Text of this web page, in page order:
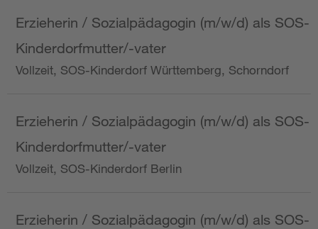
Erzieherin / Sozialpädagogin (m/w/d) als SOS-
Kinderdorfmutter/-vater
Vollzeit, SOS-Kinderdorf Württemberg, Schorndorf
Erzieherin / Sozialpädagogin (m/w/d) als SOS-
Kinderdorfmutter/-vater
Vollzeit, SOS-Kinderdorf Berlin
Erzieherin / Sozialpädagogin (m/w/d) als SOS-